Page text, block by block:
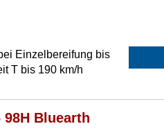
Einzelbereifung bis
T bis 190 km/h
98H Bluearth